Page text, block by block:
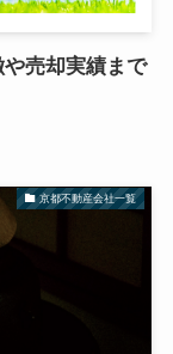
売却実績まで
京都不動産会社一覧